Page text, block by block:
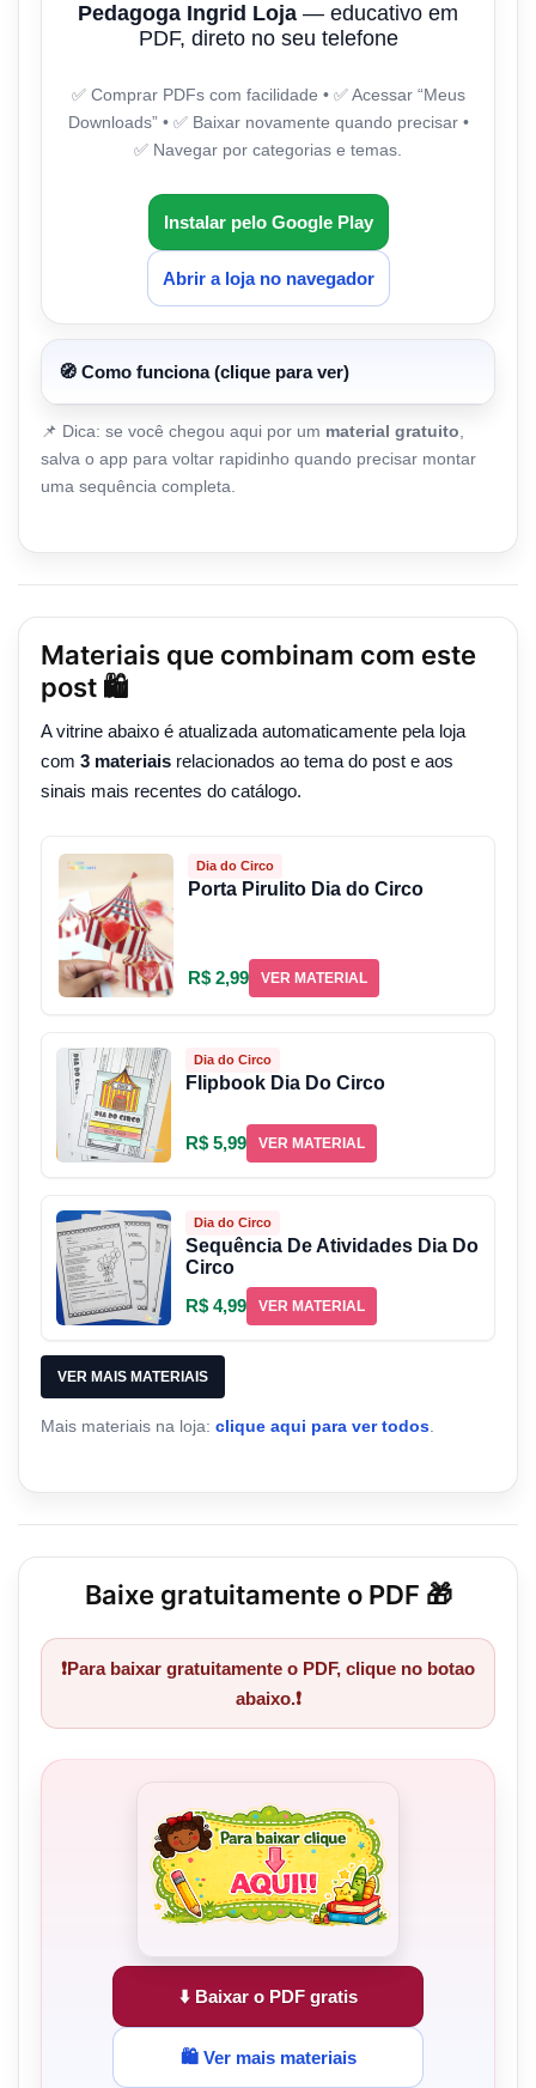
Pedagoga Ingrid Loja — educativo em
PDF, direto no seu telefone
✅ Comprar PDFs com facilidade • ✅ Acessar “Meus
Downloads” • ✅ Baixar novamente quando precisar •
✅ Navegar por categorias e temas.
Instalar pelo Google Play
Abrir a loja no navegador
🧭 Como funciona (clique para ver)
📌 Dica: se você chegou aqui por um material gratuito
salva o app para voltar rapidinho quando precisar montar
uma sequência completa.
Materiais que combinam com este
post 🛍️
A vitrine abaixo é atualizada automaticamente pela loja
com 3 materiais relacionados ao tema do post e aos
sinais mais recentes do catálogo.
Dia do Circo
Porta Pirulito Dia do Circo
R$ 2,99 VER MATERIAL
Dia do Circo
Flipbook Dia Do Circo
R$ 5,99 VER MATERIAL
Dia do Circo
Sequência De Atividades Dia Do
Circo
R$ 4,99
VER MATERIAL
VER MAIS MATERIAIS
Mais materiais na loja: clique aqui para ver todos
Baixe gratuitamente o PDF 🎁
❗Para baixar gratuitamente o PDF, clique no botao
abaixo.❗
⬇️ Baixar o PDF gratis
🛍️ Ver mais materiais